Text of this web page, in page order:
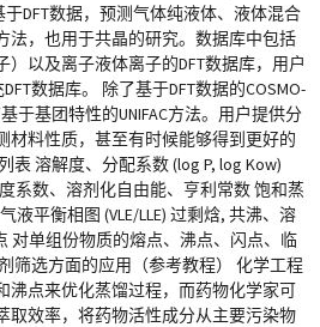
于DFT数据，预测气体纯液体、液体混合
法，也用于共晶的研究。数据库中包括
）以及离子液体离子的DFT数据库，用户
数据库。 除了基于DFT数据的COSMO-
于基团特性的UNIFAC方法。用户提供分
材料性质，甚至有时候能够得到更好的
表 溶解度、分配系数 (log P, log Kow)
系数、溶剂化自由能、亨利常数 饱和蒸
平衡相图 (VLE/LLE) 过剩焓, 共沸、溶
对单组份物质的熔点、沸点、闪点、临
筛选方面的应用（参考教程） 化学工程
沸点来优化蒸馏过程，而药物化学家可
取效率，将药物活性成分从主要污染物